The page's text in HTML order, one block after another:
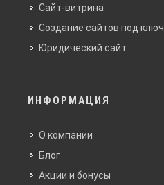
Сайт-витрина
Создание сайтов под ключ
Юридический сайт
ИНФОРМАЦИЯ
О компании
Блог
Акции и бонусы